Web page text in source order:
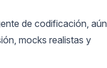
de codificación, aún
mocks realistas y